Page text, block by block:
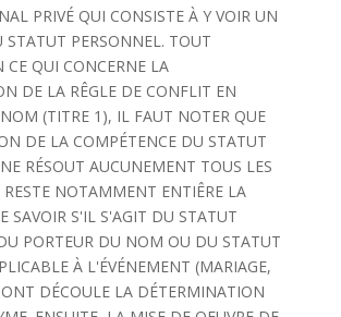
PRIVÉ QUI CONSISTE À Y VOIR UN
STATUT PERSONNEL. TOUT
CE QUI CONCERNE LA
DE LA RÊGLE DE CONFLIT EN
(TITRE 1), IL FAUT NOTER QUE
DE LA COMPÉTENCE DU STATUT
RÉSOUT AUCUNEMENT TOUS LES
RESTE NOTAMMENT ENTIÊRE LA
SAVOIR S'IL S'AGIT DU STATUT
PORTEUR DU NOM OU DU STATUT
À L'ÉVÉNEMENT (MARIAGE,
DÉCOULE LA DÉTERMINATION